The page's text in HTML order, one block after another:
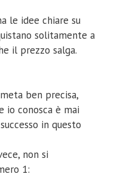
le idee chiare su
solitamente a
il prezzo salga.
ben precisa,
io conosca è mai
in questo
non si
1: